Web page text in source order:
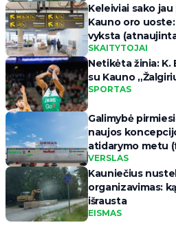
Keleiviai sako
Kauno oro
vyksta
SKAITYTOJAI
Netikėta žinia: K.
su Kauno
SPORTAS
Galimybė
naujos
atidarymo metu
VERSLAS
Kauniečius
organizavimas:
išrausta
EISMAS